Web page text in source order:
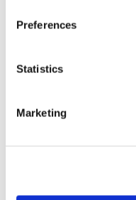
Preferences
Statistics
Marketing